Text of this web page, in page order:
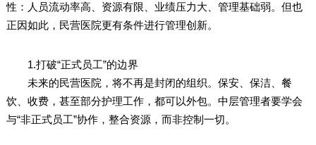
性：人员流动率高、资源有限、业绩压力大、管理基础弱。但也
正因如此，民营医院更有条件进行管理创新。
1.打破“正式员工”的边界
未来的民营医院，将不再是封闭的组织。保安、保洁、餐
饮、收费，甚至部分护理工作，都可以外包。中层管理者要学会
与“非正式员工”协作，整合资源，而非控制一切。